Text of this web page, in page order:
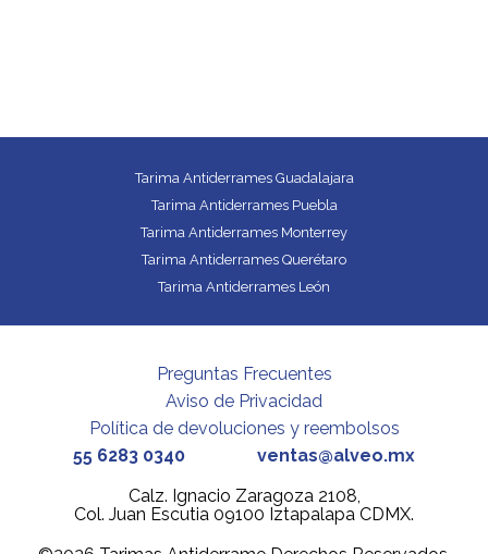
Tarima Antiderrames Guadalajara
Tarima Antiderrames Puebla
Tarima Antiderrames Monterrey
Tarima Antiderrames Querétaro
Tarima Antiderrames León
Preguntas Frecuentes
Aviso de Privacidad
Política de devoluciones y reembolsos
55 6283 0340
ventas@alveo.mx
Calz. Ignacio Zaragoza 2108,
Col. Juan Escutia 09100 Iztapalapa CDMX.